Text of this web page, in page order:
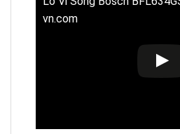
vn.com